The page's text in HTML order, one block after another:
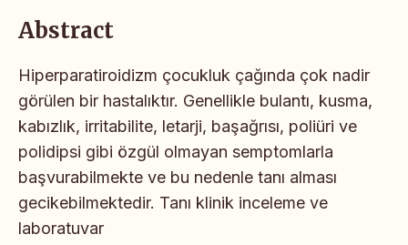
Abstract
Hiperparatiroidizm çocukluk çağında çok nadir
görülen bir hastalıktır. Genellikle bulantı, kusma,
kabızlık, irritabilite, letarji, başağrısı, poliüri ve
polidipsi gibi özgül olmayan semptomlarla
başvurabilmekte ve bu nedenle tanı alması
gecikebilmektedir. Tanı klinik inceleme ve
laboratuvar